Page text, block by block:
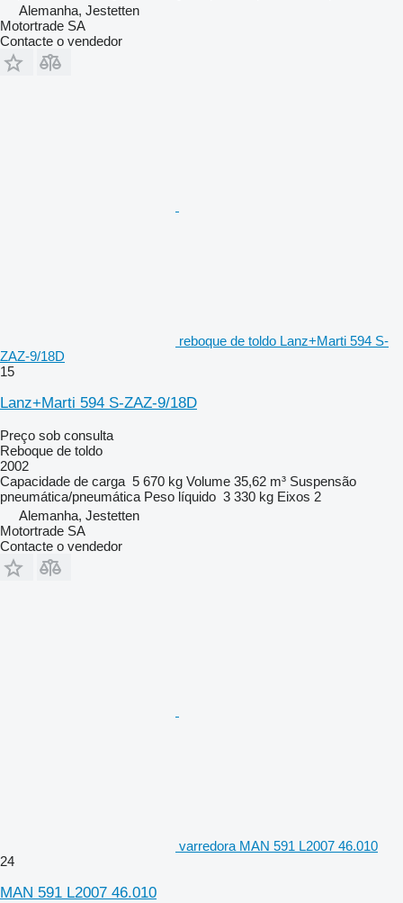
Alemanha, Jestetten
Motortrade SA
Contacte o vendedor
reboque de toldo Lanz+Marti 594 S-
ZAZ-9/18D
15
Lanz+Marti 594 S-ZAZ-9/18D
Preço sob consulta
Reboque de toldo
2002
Capacidade de carga 5 670 kg Volume 35,62 m³ Suspensão
pneumática/pneumática Peso líquido 3 330 kg Eixos 2
Alemanha, Jestetten
Motortrade SA
Contacte o vendedor
varredora MAN 591 L2007 46.010
24
MAN 591 L2007 46.010